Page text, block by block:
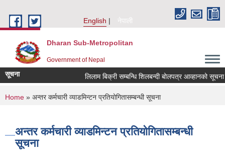
English
नेपाली
Dharan Sub-Metropolitan
Government of Nepal
सूचना लिलाम बिक्री सम्बन्धि शिलबन्दी बोलपत्र आव्हानको
You are here
Home » अन्तर कर्मचारी व्याडमिन्टन प्रतियोगितासम्बन्धी सूचना
अन्तर कर्मचारी व्याडमिन्टन प्रतियोगितासम्बन्धी
सूचना